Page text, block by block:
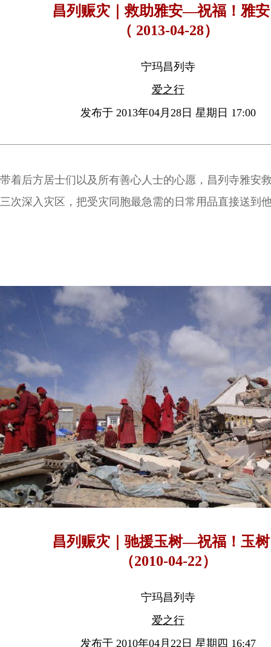
昌列赈灾｜救助雅安—祝福！雅
（ 2013-04-28）
宁玛昌列寺
爱之行
发布于 2013年04月28日 星期日 17:00
带着后方居士们以及所有善心人士的心愿，昌列寺雅安
三次深入灾区，把受灾同胞最急需的日常用品直接送到
昌列赈灾｜驰援玉树—祝福！玉
（2010-04-22）
宁玛昌列寺
爱之行
发布于 2010年04月22日 星期四 16:47